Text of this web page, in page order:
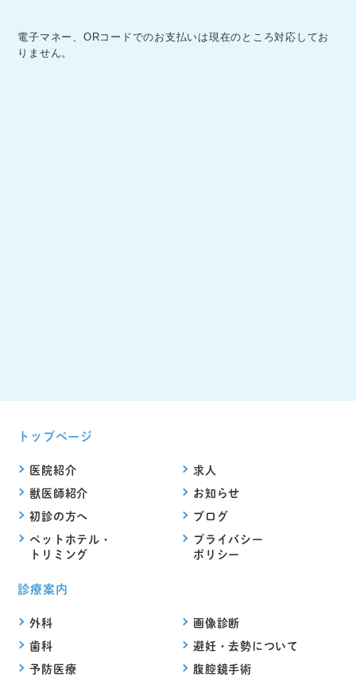
電子マネー、ORコードでのお支払いは現在のところ対応してお
りません。
トップページ
医院紹介
獣医師紹介
初診の方へ
ペットホテル・
トリミング
求人
お知らせ
ブログ
プライバシー
ポリシー
診療案内
外科
歯科
予防医療
画像診断
避妊・去勢について
腹腔鏡手術